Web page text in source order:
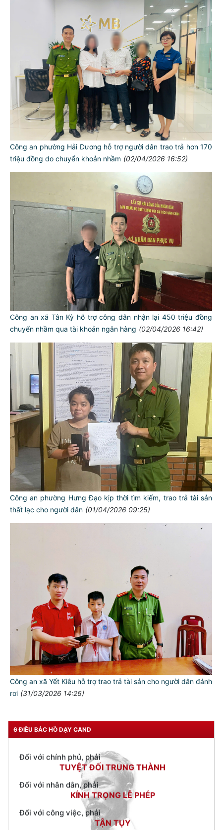
Công an phường Hải Dương hỗ trợ người dân trao trả hơn 170
triệu đồng do chuyển khoản nhầm (02/04/2026 16:52)
Công an xã Tân Kỳ hỗ trợ công dân nhận lại 450 triệu đồng
chuyển nhầm qua tài khoản ngân hàng (02/04/2026 16:42)
Công an phường Hưng Đạo kịp thời tìm kiếm, trao trả tài sản
thất lạc cho người dân (01/04/2026 09:25)
Công an xã Yết Kiêu hỗ trợ trao trả tài sản cho người dân đánh
rơi (31/03/2026 14:26)
6 ĐIỀU BÁC HỒ DẠY CAND
TƯ CÁCH
NGƯỜI CÔNG AN CÁCH MỆNH LÀ:
Đối với tự mình, phải
CẦN, KIỆM, LIÊM, CHÍNH
Đối với đồng sự, phải
Đối với chính phủ, phải
TUYỆT ĐỐI TRUNG THÀNH
KÍNH TRỌNG LỄ PHÉP
Đối với công việc, phải
TẬN TỤY
CƯƠNG QUYẾT, KHÔN KHÉO